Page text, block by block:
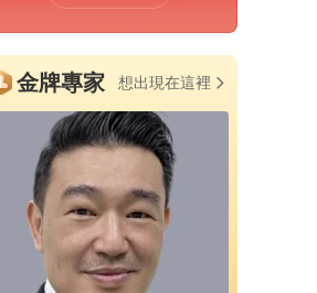
金牌專家 想出現在這裡